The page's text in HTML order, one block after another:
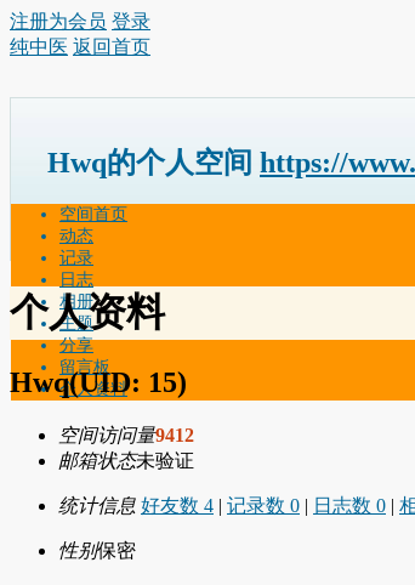
注册为会员 登录
纯中医 返回首页
Hwq的个人空间 https://
空间首页
动态
记录
日志
相册
主题
分享
留言板
个人资料
个人资料
Hwq(UID: 15)
空间访问量9412
邮箱状态未验证
统计信息 好友数 4 | 记录数 0 | 日志数 0 |
性别保密